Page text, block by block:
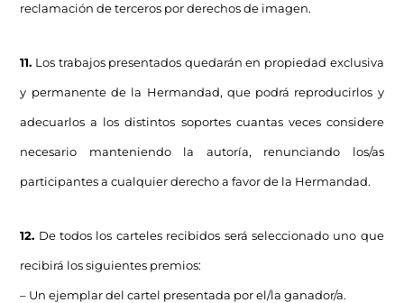
reclamación de terceros por derechos de imagen.
11. Los trabajos presentados quedarán en propiedad exclusiva
y permanente de la Hermandad, que podrá reproducirlos y
adecuarlos a los distintos soportes cuantas veces considere
necesario manteniendo la autoría, renunciando los/as
participantes a cualquier derecho a favor de la Hermandad.
12. De todos los carteles recibidos será seleccionado uno que
recibirá los siguientes premios:
– Un ejemplar del cartel presentada por el/la ganador/a.